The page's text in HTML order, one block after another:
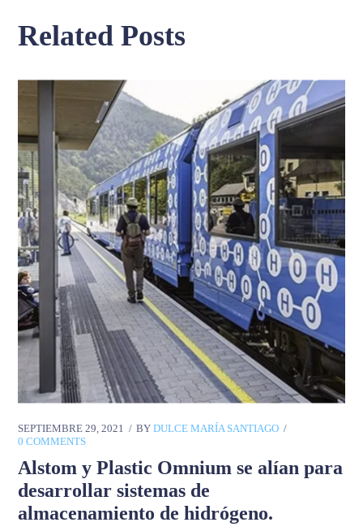
Related Posts
SEPTIEMBRE 29, 2021 BYDULCE MARÍA SANTIAGO
0 COMMENTS
Alstom y Plastic Omnium se alían para
desarrollar sistemas de
almacenamiento de hidrógeno.